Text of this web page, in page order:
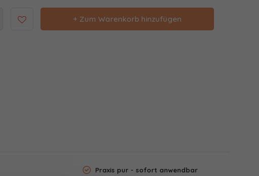
+ Zum Warenkorb hinzufügen
Praxis pur - sofort anwendbar